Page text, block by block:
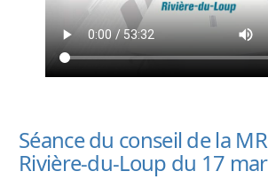
Séance du conseil de la
Rivière-du-Loup du 17